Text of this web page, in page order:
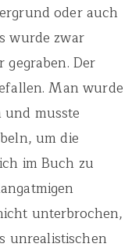
oder auch
wurde zwar
Der
Man wurde
musste
um die
im Buch zu
unterbrochen,
unrealistischen